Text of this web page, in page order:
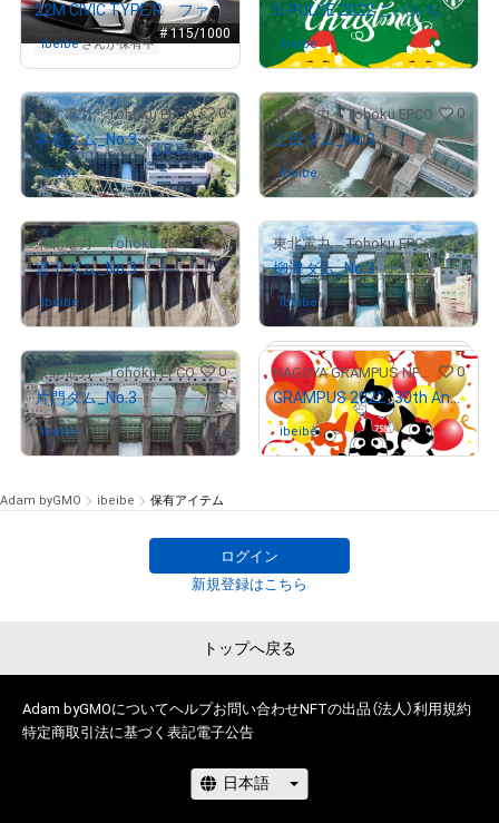
# 115/1000
22M CIVIC TYPE R ファイナルスケッチ1
ibeibeさんが保有中
# 2812/5000
S-PULSE 2022 こパルちゃんサンタ
ibeibeさんが保有中
東北電力 Tohoku EPCO 0
本名ダム_No.3
ibeibeさんが保有中
東北電力 Tohoku EPCO 0
上田ダム_No.3
ibeibeさんが保有中
東北電力 Tohoku EPCO 0
宮下ダム_No.3
ibeibe さんが保有中
東北電力 Tohoku EPCO 0
柳津ダム_No.3
ibeibe さんが保有中
東北電力 Tohoku EPCO 0
片門ダム_No.3
ibeibe さんが保有中
NAGOYA GRAMPUS NFT COLLECTION 0
GRAMPUS 2022_30th Anniversary
ibeibeさんが保有中
Adam byGMO ibeibe 保有アイテム
ログイン
新規登録はこちら
トップへ戻る
Adam byGMOについてヘルプお問い合わせNFTの出品（法人）利用規約
特定商取引法に基づく表記電子公告